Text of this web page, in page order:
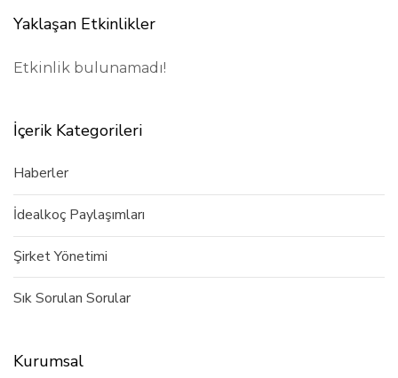
Yaklaşan Etkinlikler
Etkinlik bulunamadı!
İçerik Kategorileri
Haberler
İdealkoç Paylaşımları
Şirket Yönetimi
Sık Sorulan Sorular
Kurumsal